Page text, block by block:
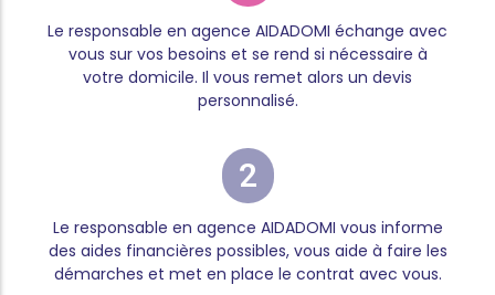
Le responsable en agence AIDADOMI échange avec
vous sur vos besoins et se rend si nécessaire à
votre domicile. Il vous remet alors un devis
personnalisé.
2
Le responsable en agence AIDADOMI vous informe
des aides financières possibles, vous aide à faire les
démarches et met en place le contrat avec vous.